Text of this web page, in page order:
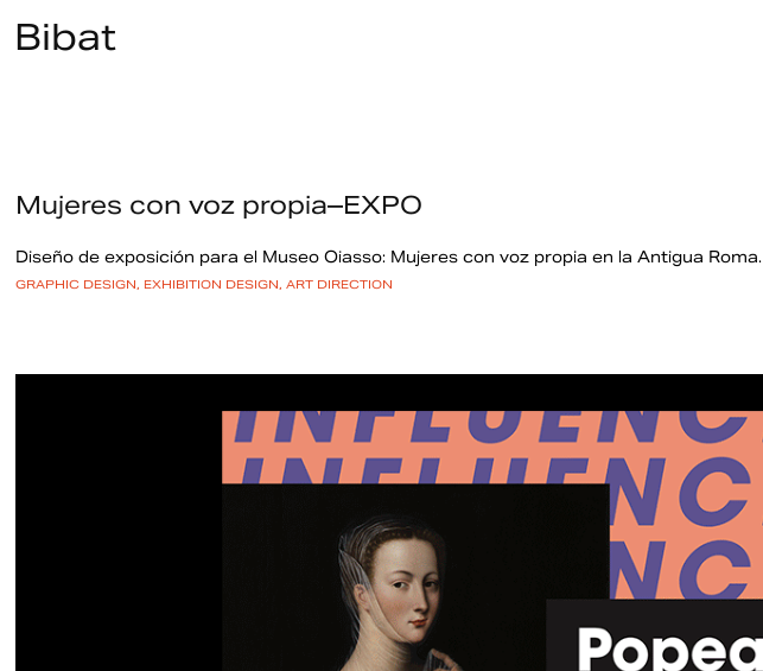
Bibat
Mujeres con voz propia–EXPO
Diseño de exposición para el Museo Oiasso: Mujeres con voz propia en la Antigua Roma.
GRAPHIC DESIGN, EXHIBITION DESIGN, ART DIRECTION